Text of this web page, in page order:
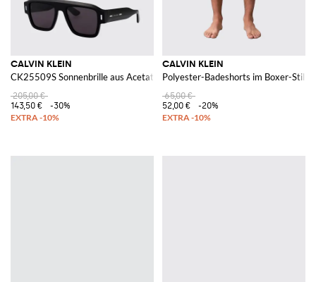
CALVIN KLEIN
CK25509S Sonnenbrille aus Acetat
205,00 €
143,50 €
-30%
CALVIN KLEIN
Polyester-Badeshorts im Boxer-Stil
65,00 €
52,00 €
-20%